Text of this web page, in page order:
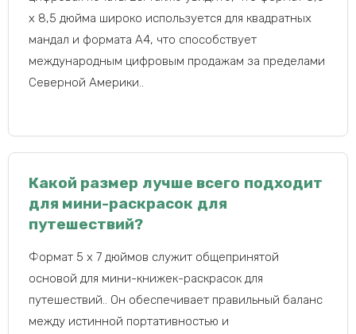
x 8,5 дюйма широко используется для квадратных
мандал и формата A4, что способствует
международным цифровым продажам за пределами
Северной Америки..
Какой размер лучше всего подходит
для мини-раскрасок для
путешествий?
Формат 5 x 7 дюймов служит общепринятой
основой для мини-книжек-раскрасок для
путешествий.. Он обеспечивает правильный баланс
между истинной портативностью и